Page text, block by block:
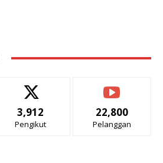
3,912
Pengikut
22,800
Pelanggan